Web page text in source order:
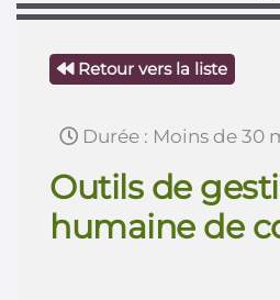
Retour vers la liste
Durée : Moins de 30
Outils de
humaine de